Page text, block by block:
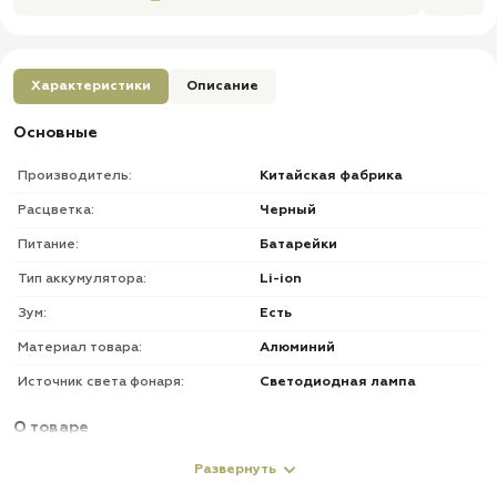
Характеристики Описание
Основные
Производитель: Китайская фабрика
Расцветка: Черный
Питание: Батарейки
Тип аккумулятора: Li-ion
Зум: Есть
Материал товара: Алюминий
Источник света фонаря: Светодиодная лампа
О товаре
Полная мощность;
Развернуть